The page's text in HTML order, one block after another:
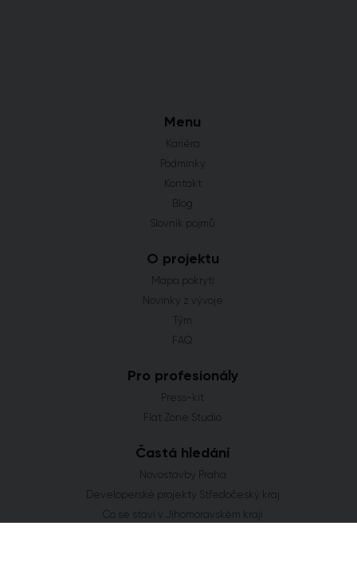
Menu
Kariéra
Podmínky
Kontakt
Blog
Slovník pojmů
O projektu
Mapa pokrytí
Novinky z vývoje
Tým
FAQ
Pro profesionály
Press-kit
Flat Zone Studio
Častá hledání
Novostavby Praha
Developerské projekty Středočeský kraj
Co se staví v Jihomoravském kraji